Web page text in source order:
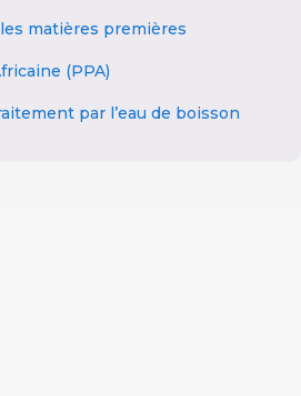
matières premières
(PPA)
par l’eau de boisson